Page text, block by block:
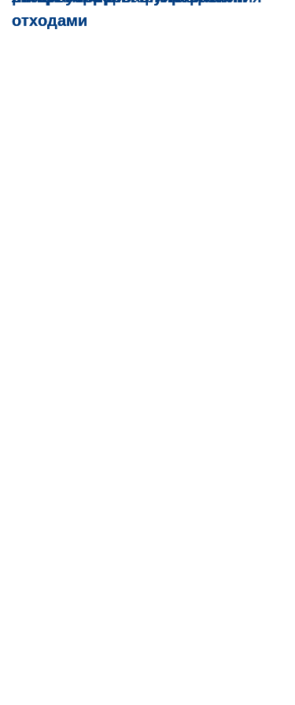
отходами
отходами